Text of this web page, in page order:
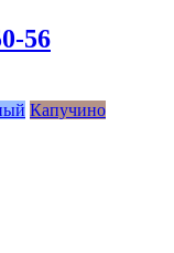
56
Капучино